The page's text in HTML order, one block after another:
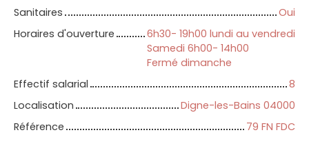
Sanitaires
Oui
Horaires d'ouverture
6h30- 19h00 lundi au vendredi
Samedi 6h00- 14h00
Fermé dimanche
Effectif salarial
8
Localisation
Digne-les-Bains 04000
Référence
79 FN FDC